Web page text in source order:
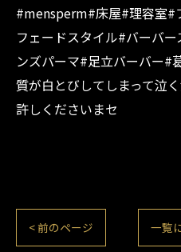
#mensperm#床屋#理容室#
フェードスタイル#バーバ
ンズパーマ#足立バーバー#
質が白とびしてしまって泣
許しくださいまセ
< 前のページ 一覧